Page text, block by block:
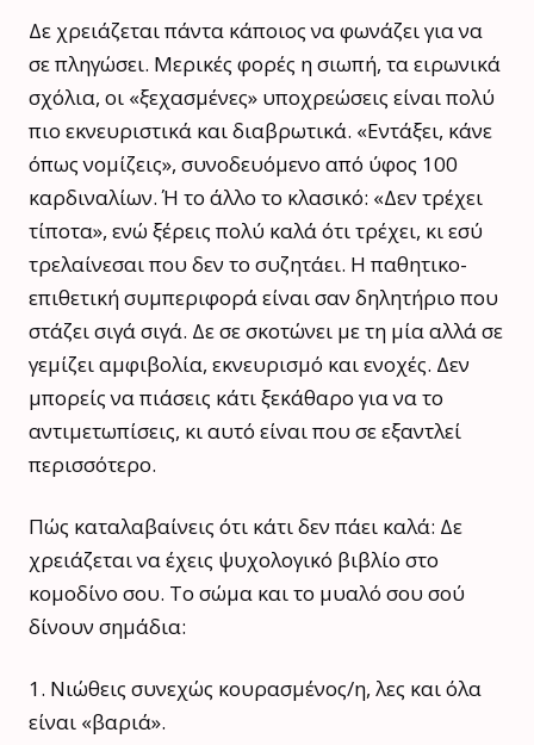
Δε χρειάζεται πάντα κάποιος να φωνάζει για να
σε πληγώσει. Μερικές φορές η σιωπή, τα ειρωνικά
σχόλια, οι «ξεχασμένες» υποχρεώσεις είναι πολύ
πιο εκνευριστικά και διαβρωτικά. «Εντάξει, κάνε
όπως νομίζεις», συνοδευόμενο από ύφος 100
καρδιναλίων. Ή το άλλο το κλασικό: «Δεν τρέχει
τίποτα», ενώ ξέρεις πολύ καλά ότι τρέχει, κι εσύ
τρελαίνεσαι που δεν το συζητάει. Η παθητικο-
επιθετική συμπεριφορά είναι σαν δηλητήριο που
στάζει σιγά σιγά. Δε σε σκοτώνει με τη μία αλλά σε
γεμίζει αμφιβολία, εκνευρισμό και ενοχές. Δεν
μπορείς να πιάσεις κάτι ξεκάθαρο για να το
αντιμετωπίσεις, κι αυτό είναι που σε εξαντλεί
περισσότερο.
Πώς καταλαβαίνεις ότι κάτι δεν πάει καλά: Δε
χρειάζεται να έχεις ψυχολογικό βιβλίο στο
κομοδίνο σου. Το σώμα και το μυαλό σου σού
δίνουν σημάδια:
1. Νιώθεις συνεχώς κουρασμένος/η, λες και όλα
είναι «βαριά».